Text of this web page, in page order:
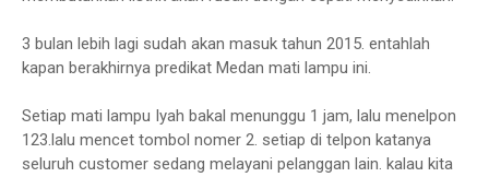
3 bulan lebih lagi sudah akan masuk tahun 2015. entahlah
kapan berakhirnya predikat Medan mati lampu ini.
Setiap mati lampu Iyah bakal menunggu 1 jam, lalu menelpon
123.lalu mencet tombol nomer 2. setiap di telpon katanya
seluruh customer sedang melayani pelanggan lain. kalau kita